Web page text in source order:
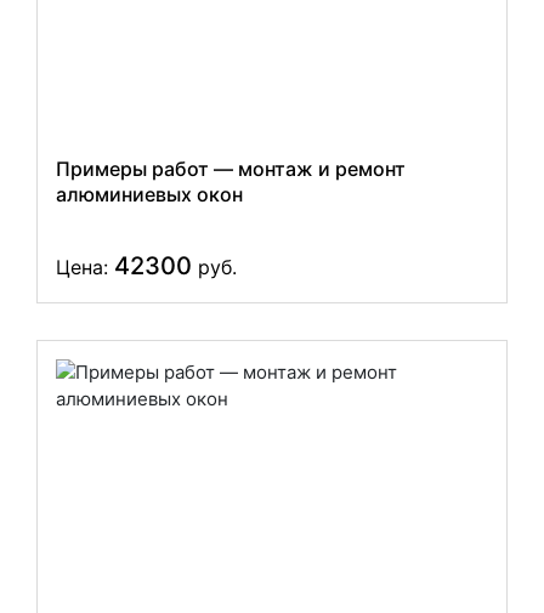
Примеры работ — монтаж и ремонт
алюминиевых окон
Цена: 42300 руб.